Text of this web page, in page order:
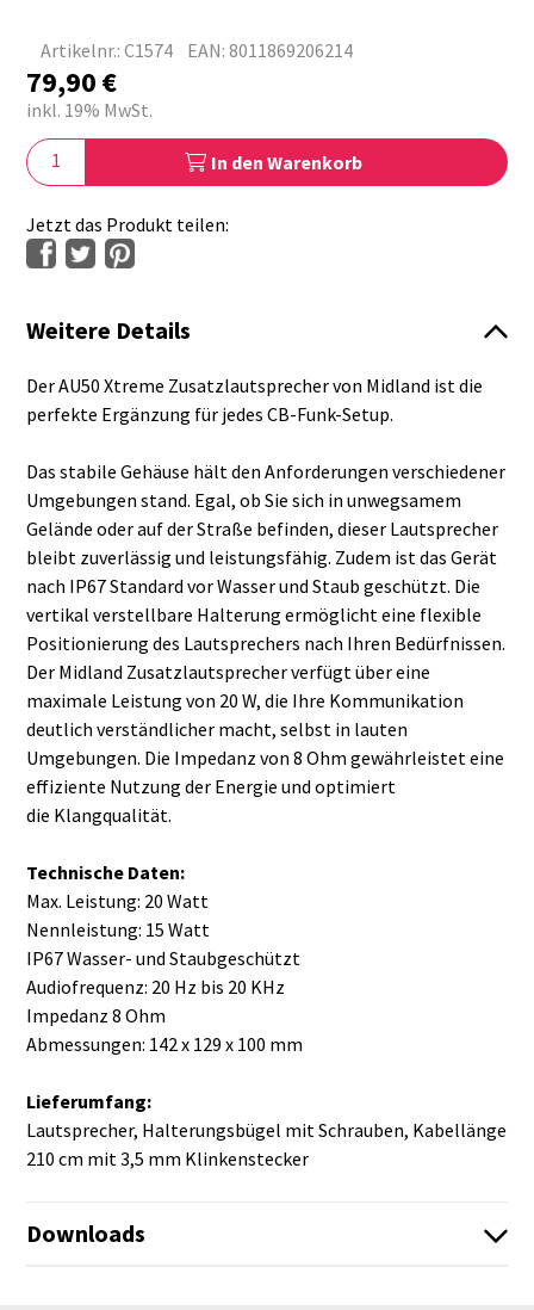
Artikelnr.: C1574 EAN: 8011869206214
79,90€
inkl. 19% MwSt.
In den Warenkorb
Jetzt das Produkt teilen:
Weitere Details
Der AU50 Xtreme Zusatzlautsprecher von Midland ist die
perfekte Ergänzung für jedes CB-Funk-Setup.
Das stabile Gehäuse hält den Anforderungen verschiedener
Umgebungen stand. Egal, ob Sie sich in unwegsamem
Gelände oder auf der Straße befinden, dieser Lautsprecher
bleibt zuverlässig und leistungsfähig. Zudem ist das Gerät
nach IP67 Standard vor Wasser und Staub geschützt. Die
vertikal verstellbare Halterung ermöglicht eine flexible
Positionierung des Lautsprechers nach Ihren Bedürfnissen.
Der Midland Zusatzlautsprecher verfügt über eine
maximale Leistung von 20 W, die Ihre Kommunikation
deutlich verständlicher macht, selbst in lauten
Umgebungen. Die Impedanz von 8 Ohm gewährleistet eine
effiziente Nutzung der Energie und optimiert
die Klangqualität.
Technische Daten:
Max. Leistung: 20 Watt
Nennleistung: 15 Watt
IP67 Wasser- und Staubgeschützt
Audiofrequenz: 20 Hz bis 20 KHz
Impedanz 8 Ohm
Abmessungen: 142 x 129 x 100 mm
Lieferumfang:
Lautsprecher, Halterungsbügel mit Schrauben, Kabellänge
210 cm mit 3,5 mm Klinkenstecker
Downloads